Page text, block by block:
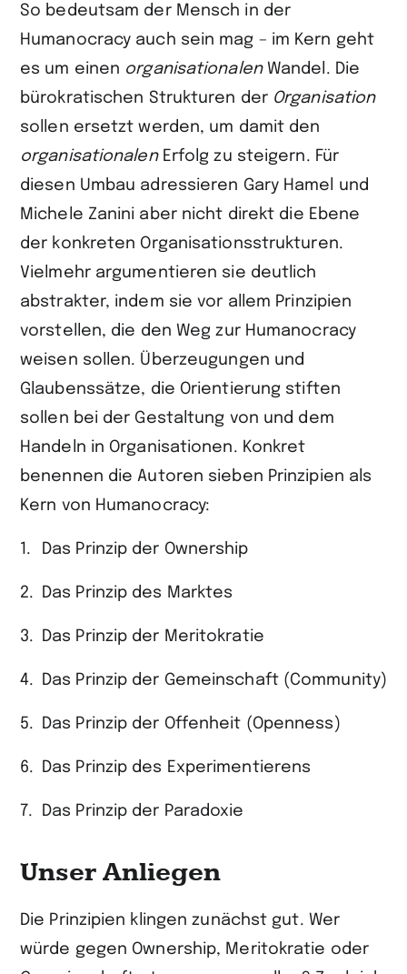
So bedeutsam der Mensch in der
Humanocracy auch sein mag – im Kern geht
es um einen organisationalenWandel. Die
bürokratischen Strukturen der Organisation
sollen ersetzt werden, um damit den
organisationalenErfolg zu steigern. Für
diesen Umbau adressieren Gary Hamel und
Michele Zanini aber nicht direkt die Ebene
der konkreten Organisationsstrukturen.
Vielmehr argumentieren sie deutlich
abstrakter, indem sie vor allem Prinzipien
vorstellen, die den Weg zur Humanocracy
weisen sollen. Überzeugungen und
Glaubenssätze, die Orientierung stiften
sollen bei der Gestaltung von und dem
Handeln in Organisationen. Konkret
benennen die Autoren sieben Prinzipien als
Kern von Humanocracy:
Das Prinzip der Ownership
Das Prinzip des Marktes
Das Prinzip der Meritokratie
Das Prinzip der Gemeinschaft (Community)
Das Prinzip der Offenheit (Openness)
Das Prinzip des Experimentierens
Das Prinzip der Paradoxie
Unser Anliegen
Die Prinzipien klingen zunächst gut. Wer
würde gegen Ownership, Meritokratie oder